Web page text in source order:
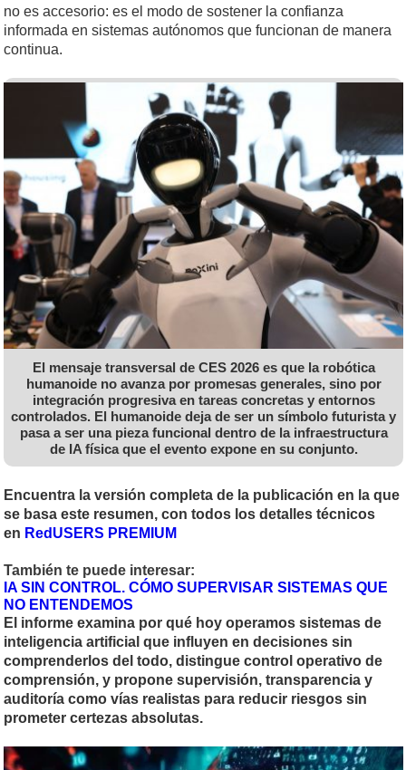
no es accesorio: es el modo de sostener la confianza
informada en sistemas autónomos que funcionan de manera
continua.
El mensaje transversal de CES 2026 es que la robótica
humanoide no avanza por promesas generales, sino por
integración progresiva en tareas concretas y entornos
controlados. El humanoide deja de ser un símbolo futurista y
pasa a ser una pieza funcional dentro de la infraestructura
de IA física que el evento expone en su conjunto.
Encuentra la versión completa de la publicación en la que
se basa este resumen, con todos los detalles técnicos
en RedUSERS PREMIUM
También te puede interesar:
IA SIN CONTROL. CÓMO SUPERVISAR SISTEMAS QUE
NO ENTENDEMOS
El informe examina por qué hoy operamos sistemas de
inteligencia artificial que influyen en decisiones sin
comprenderlos del todo, distingue control operativo de
comprensión, y propone supervisión, transparencia y
auditoría como vías realistas para reducir riesgos sin
prometer certezas absolutas.